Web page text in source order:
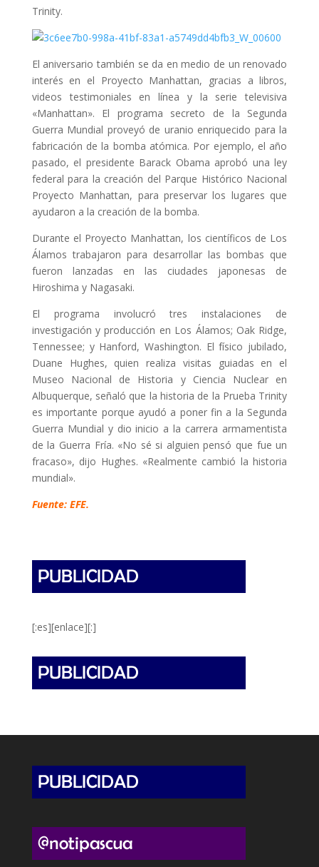
Trinity.
El aniversario también se da en medio de un renovado
interés en el Proyecto Manhattan, gracias a libros,
videos testimoniales en línea y la serie televisiva
«Manhattan». El programa secreto de la Segunda
Guerra Mundial proveyó de uranio enriquecido para la
fabricación de la bomba atómica. Por ejemplo, el año
pasado, el presidente Barack Obama aprobó una ley
federal para la creación del Parque Histórico Nacional
Proyecto Manhattan, para preservar los lugares que
ayudaron a la creación de la bomba.
Durante el Proyecto Manhattan, los científicos de Los
Álamos trabajaron para desarrollar las bombas que
fueron lanzadas en las ciudades japonesas de
Hiroshima y Nagasaki.
El programa involucró tres instalaciones de
investigación y producción en Los Álamos; Oak Ridge,
Tennessee; y Hanford, Washington. El físico jubilado,
Duane Hughes, quien realiza visitas guiadas en el
Museo Nacional de Historia y Ciencia Nuclear en
Albuquerque, señaló que la historia de la Prueba Trinity
es importante porque ayudó a poner fin a la Segunda
Guerra Mundial y dio inicio a la carrera armamentista
de la Guerra Fría. «No sé si alguien pensó que fue un
fracaso», dijo Hughes. «Realmente cambió la historia
mundial».
Fuente: EFE.
[:es][enlace][:]